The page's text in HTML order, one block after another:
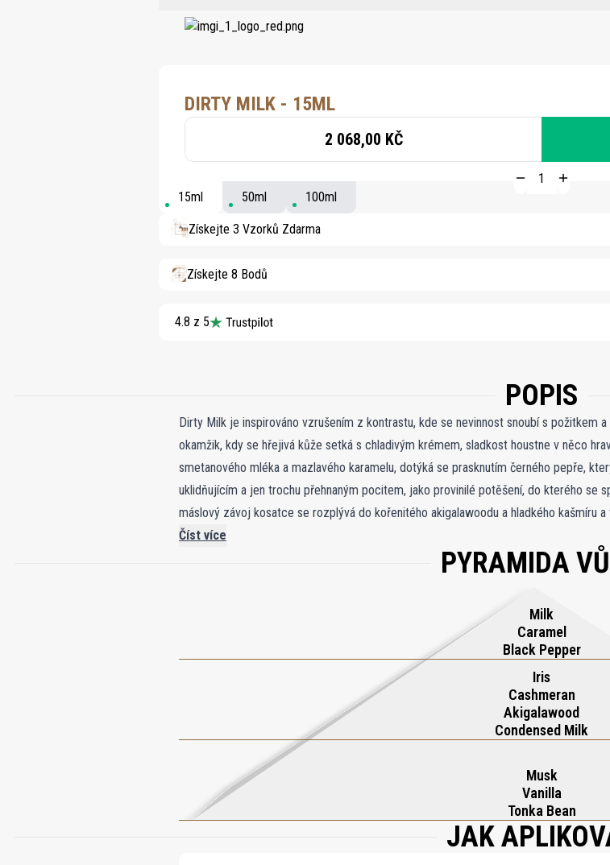
DIRTY MILK - 15ML
2 068,00 KČ
15ml 50ml 100ml
Získejte 3 Vzorků Zdarma
Získejte 8 Bodů
4.8 z 5
POPIS
Dirty Milk je inspirováno vzrušením z kontrastu, kde se nevinnost snoubí s požitkem
okamžik, kdy se hřejivá kůže setká s chladivým krémem, sladkost houstne v něco
smetanového mléka a mazlavého karamelu, dotýká se prasknutím černého pepře,
uklidňujícím a jen trochu přehnaným pocitem, jako provinilé potěšení, do kterého se
máslový závoj kosatce se rozplývá do kořenitého akigalawoodu a hladkého kašmíru
teplem. Základ se usadí do pomalého kapání vanilky, hřejivého pižma a tonka fazolí a
krémová, lepkavá a nezapomenutelná a zanechává za sebou vzpomínku na sladkost
Číst více
PYRAMIDA
Milk
Caramel
Black Pepper
Iris
Cashmeran
Akigalawood
Condensed Milk
Musk
Vanilla
Tonka Bean
JAK